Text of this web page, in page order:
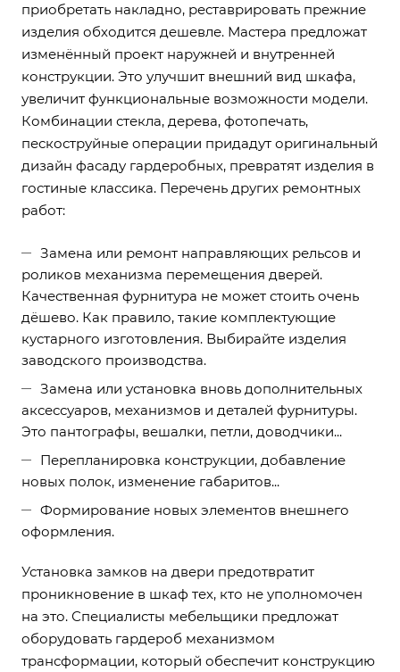
приобретать накладно, реставрировать прежние
изделия обходится дешевле. Мастера предложат
изменённый проект наружней и внутренней
конструкции. Это улучшит внешний вид шкафа,
увеличит функциональные возможности модели.
Комбинации стекла, дерева, фотопечать,
пескоструйные операции придадут оригинальный
дизайн фасаду гардеробных, превратят изделия в
гостиные классика. Перечень других ремонтных
работ:
Замена или ремонт направляющих рельсов и
роликов механизма перемещения дверей.
Качественная фурнитура не может стоить очень
дёшево. Как правило, такие комплектующие
кустарного изготовления. Выбирайте изделия
заводского производства.
Замена или установка вновь дополнительных
аксессуаров, механизмов и деталей фурнитуры.
Это пантографы, вешалки, петли, доводчики...
Перепланировка конструкции, добавление
новых полок, изменение габаритов...
Формирование новых элементов внешнего
оформления.
Установка замков на двери предотвратит
проникновение в шкаф тех, кто не уполномочен
на это. Специалисты мебельщики предложат
оборудовать гардероб механизмом
трансформации, который обеспечит конструкцию